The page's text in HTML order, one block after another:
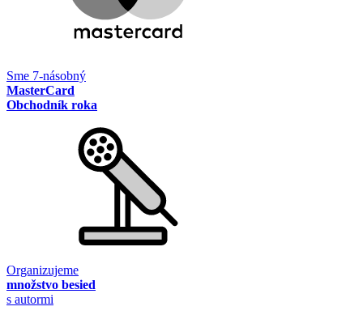
Sme 7-násobný
MasterCard
Obchodník roka
Organizujeme
množstvo besied
s autormi